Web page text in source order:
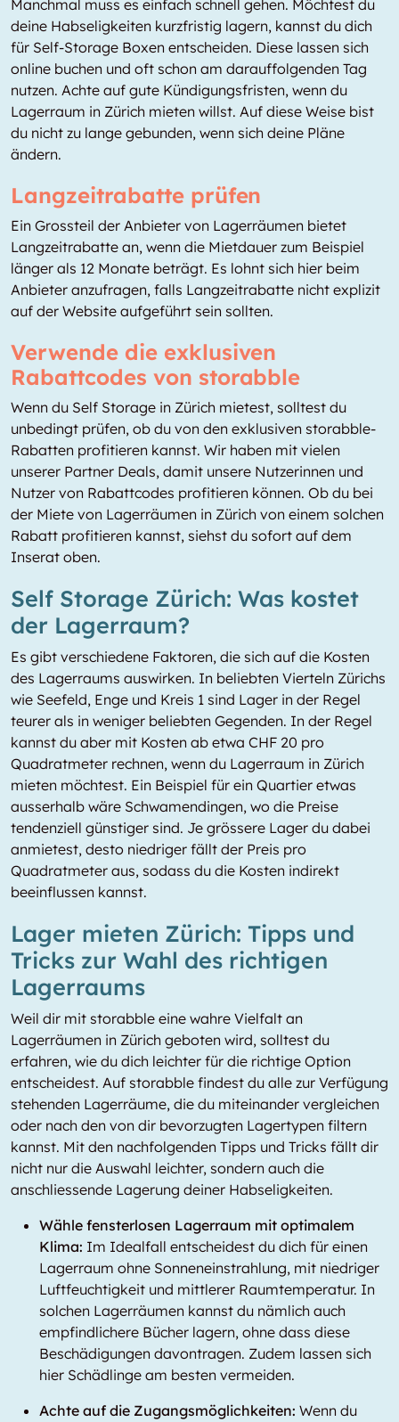
Manchmal muss es einfach schnell gehen. Möchtest du
deine Habseligkeiten kurzfristig lagern, kannst du dich
für Self-Storage Boxen entscheiden. Diese lassen sich
online buchen und oft schon am darauffolgenden Tag
nutzen. Achte auf gute Kündigungsfristen, wenn du
Lagerraum in Zürich mieten willst. Auf diese Weise bist
du nicht zu lange gebunden, wenn sich deine Pläne
ändern.
Langzeitrabatte prüfen
Ein Grossteil der Anbieter von Lagerräumen bietet
Langzeitrabatte an, wenn die Mietdauer zum Beispiel
länger als 12 Monate beträgt. Es lohnt sich hier beim
Anbieter anzufragen, falls Langzeitrabatte nicht explizit
auf der Website aufgeführt sein sollten.
Verwende die exklusiven
Rabattcodes von storabble
Wenn du Self Storage in Zürich mietest, solltest du
unbedingt prüfen, ob du von den exklusiven storabble-
Rabatten profitieren kannst. Wir haben mit vielen
unserer Partner Deals, damit unsere Nutzerinnen und
Nutzer von Rabattcodes profitieren können. Ob du bei
der Miete von Lagerräumen in Zürich von einem solchen
Rabatt profitieren kannst, siehst du sofort auf dem
Inserat oben.
Self Storage Zürich: Was kostet
der Lagerraum?
Es gibt verschiedene Faktoren, die sich auf die Kosten
des Lagerraums auswirken. In beliebten Vierteln Zürichs
wie Seefeld, Enge und Kreis 1 sind Lager in der Regel
teurer als in weniger beliebten Gegenden. In der Regel
kannst du aber mit Kosten ab etwa CHF 20 pro
Quadratmeter rechnen, wenn du Lagerraum in Zürich
mieten möchtest. Ein Beispiel für ein Quartier etwas
ausserhalb wäre Schwamendingen, wo die Preise
tendenziell günstiger sind. Je grössere Lager du dabei
anmietest, desto niedriger fällt der Preis pro
Quadratmeter aus, sodass du die Kosten indirekt
beeinflussen kannst.
Lager mieten Zürich: Tipps und
Tricks zur Wahl des richtigen
Lagerraums
Weil dir mit storabble eine wahre Vielfalt an
Lagerräumen in Zürich geboten wird, solltest du
erfahren, wie du dich leichter für die richtige Option
entscheidest. Auf storabble findest du alle zur Verfügung
stehenden Lagerräume, die du miteinander vergleichen
oder nach den von dir bevorzugten Lagertypen filtern
kannst. Mit den nachfolgenden Tipps und Tricks fällt dir
nicht nur die Auswahl leichter, sondern auch die
anschliessende Lagerung deiner Habseligkeiten.
Wähle fensterlosen Lagerraum mit optimalem
Klima: Im Idealfall entscheidest du dich für einen
Lagerraum ohne Sonneneinstrahlung, mit niedriger
Luftfeuchtigkeit und mittlerer Raumtemperatur. In
solchen Lagerräumen kannst du nämlich auch
empfindlichere Bücher lagern, ohne dass diese
Beschädigungen davontragen. Zudem lassen sich
hier Schädlinge am besten vermeiden.
Achte auf die Zugangsmöglichkeiten: Wenn du